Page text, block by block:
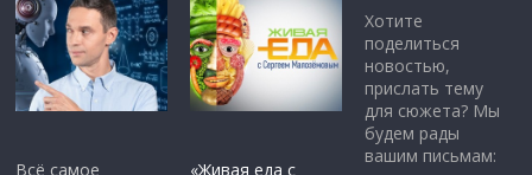
Всё самое
«Живая еда с
Хотите
поделиться
новостью,
прислать тему
для сюжета? Мы
будем рады
вашим письмам: